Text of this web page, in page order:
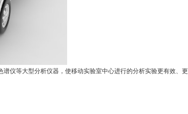
仪等大型分析仪器，使移动实验室中心进行的分析实验更有效、更